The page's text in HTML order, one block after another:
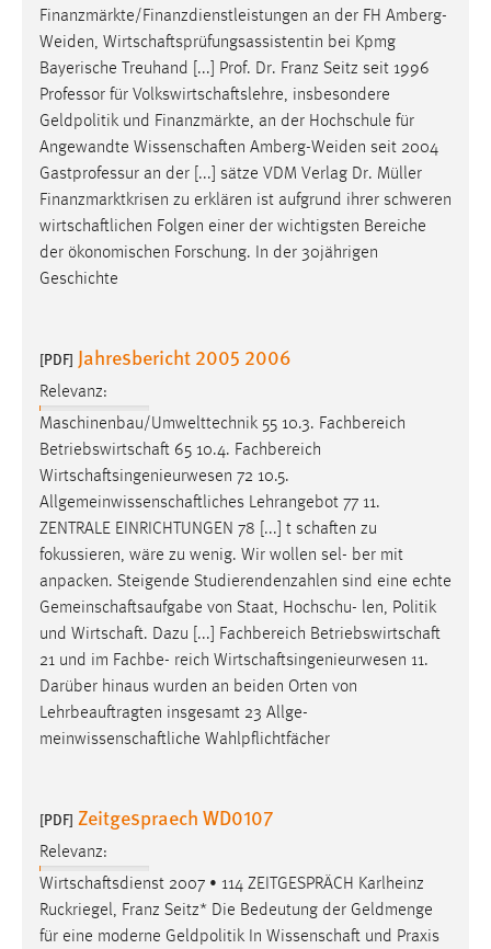
Finanzmärkte/Finanzdienstleistungen an der FH Amberg-
Weiden, Wirtschaftsprüfungsassistentin bei Kpmg
Bayerische Treuhand [...] Prof. Dr. Franz Seitz seit 1996
Professor für Volkswirtschaftslehre, insbesondere
Geldpolitik und Finanzmärkte, an der Hochschule für
Angewandte Wissenschaften Amberg-Weiden seit 2004
Gastprofessur an der [...] sätze VDM Verlag Dr. Müller
Finanzmarktkrisen zu erklären ist aufgrund ihrer schweren
wirtschaftlichen Folgen einer der wichtigsten Bereiche
der ökonomischen Forschung. In der 30jährigen
Geschichte
[PDF] Jahresbericht 2005 2006
Relevanz:
Maschinenbau/Umwelttechnik 55 10.3. Fachbereich
Betriebswirtschaft 65 10.4. Fachbereich
Wirtschaftsingenieurwesen 72 10.5.
Allgemeinwissenschaftliches Lehrangebot 77 11.
ZENTRALE EINRICHTUNGEN 78 [...] t schaften zu
fokussieren, wäre zu wenig. Wir wollen sel- ber mit
anpacken. Steigende Studierendenzahlen sind eine echte
Gemeinschaftsaufgabe von Staat, Hochschu- len, Politik
und Wirtschaft. Dazu [...] Fachbereich Betriebswirtschaft
21 und im Fachbe- reich Wirtschaftsingenieurwesen 11.
Darüber hinaus wurden an beiden Orten von
Lehrbeauftragten insgesamt 23 Allge-
meinwissenschaftliche Wahlpflichtfächer
[PDF] Zeitgespraech WD0107
Relevanz:
Wirtschaftsdienst 2007 • 114 ZEITGESPRÄCH Karlheinz
Ruckriegel, Franz Seitz* Die Bedeutung der Geldmenge
für eine moderne Geldpolitik In Wissenschaft und Praxis
Dieser Cookie ist notwendig um sich an der Website
einloggen zu können.
Cookie Laufzeit:
24 Stunden
STATISTIK
Statistik Cookies erfassen Informationen anonym.
Diese Informationen helfen uns zu verstehen, wie
unsere Besucher unsere Website nutzen.
Name:
_pk_ref, _pk_cvar, _pk_id, _pk_ses
Zweck:
Zugriffsstatistik
Cookie Laufzeit:
Max. 13 Monate
MARKETING
Marketing Cookies werden von Drittanbietern
verwendet, um personalisierte Werbung anzuzeigen.
Sie tun dies, indem sie Besucher über Websites
hinweg verfolgen.
Name:
Anbieter:
Google Ireland Limited